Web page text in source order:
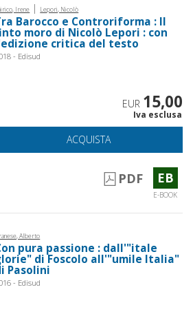
Irene | Lepori, Nicolò
Barocco e Controriforma : Il
moro di Nicolò Lepori : con
critica del testo
- Edisud
EUR 15,00
Iva esclusa
ACQUISTA
PDF EB
E-BOOK
Alberto
pura passione : dall'"itale
di Foscolo all'"umile Italia"
Pasolini
- Edisud